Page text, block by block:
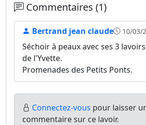
Commentaires (1)
Bertrand jean claude 10/03/
Séchoir à peaux avec ses 3
de l'Yvette.
Promenades des Petits Ponts.
Connectez-vous pour laisser
commentaire sur ce lavoir.